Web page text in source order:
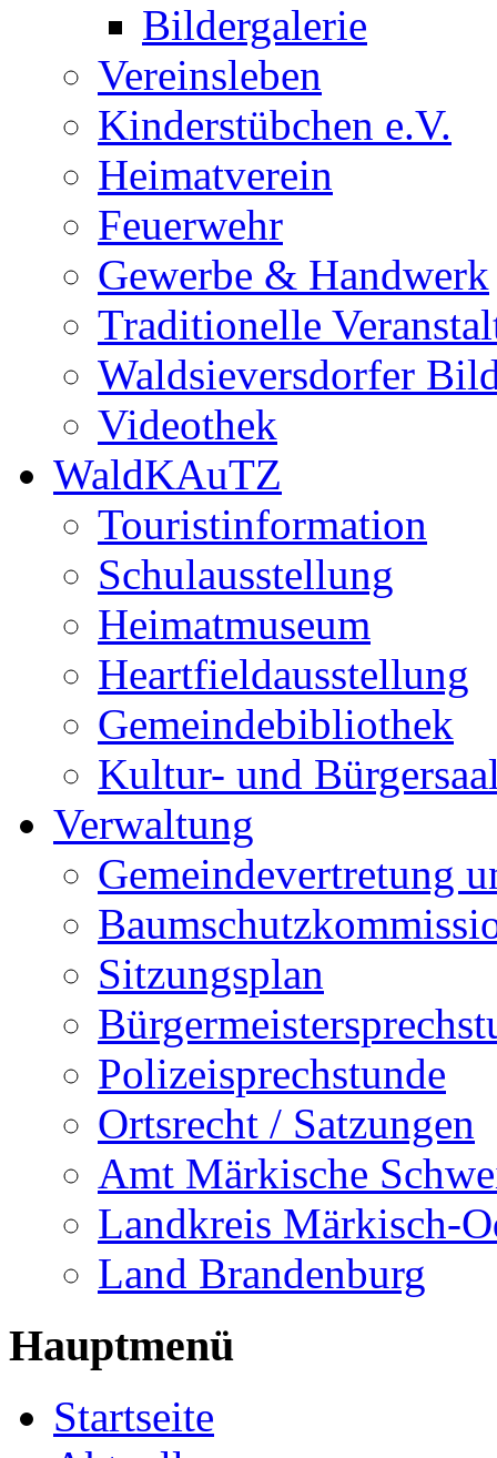
Bildergalerie
Vereinsleben
Kinderstübchen e.V.
Heimatverein
Feuerwehr
Gewerbe & Handwerk
Traditionelle
Waldsieversdorfer
Videothek
WaldKAuTZ
Touristinformation
Schulausstellung
Heimatmuseum
Heartfieldausstellung
Gemeindebibliothek
Kultur- und
Verwaltung
Gemeindevertretung
Sitzungsplan
Polizeisprechstunde
Ortsrecht / Satzungen
Amt Märkische
Landkreis Märkisch-
Land Brandenburg
Hauptmenü
Startseite